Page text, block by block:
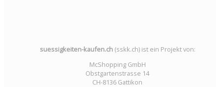
suessigkeiten-kaufen.ch(sskk.ch) ist ein Projekt von:
McShopping GmbH
Obstgartenstrasse 14
CH-8136 Gattikon